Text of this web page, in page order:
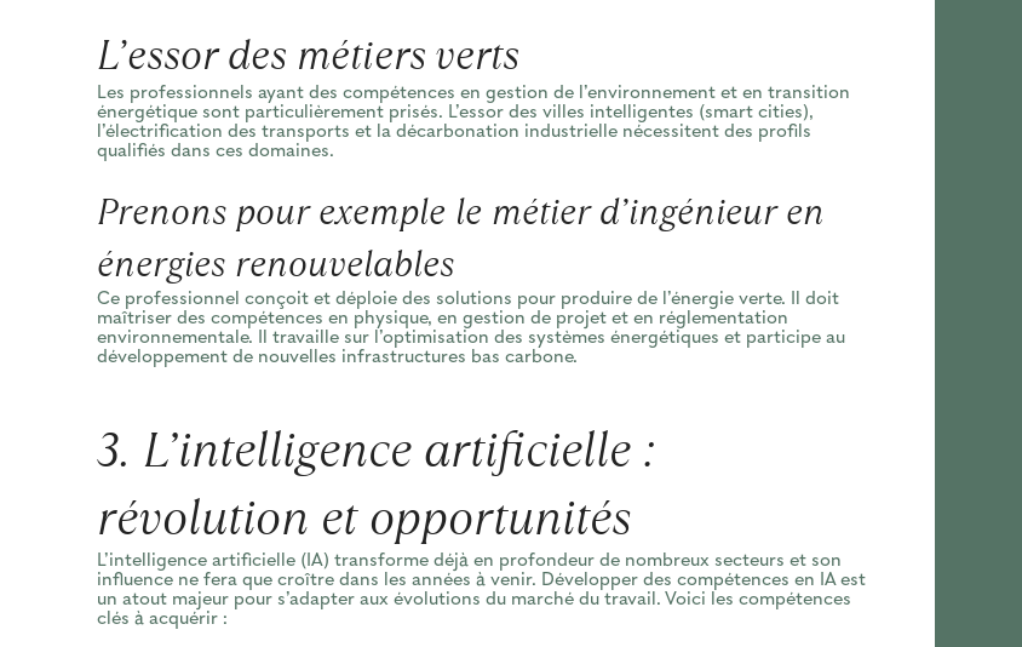
L’essor des métiers verts
Les professionnels ayant des compétences en gestion de l’environnement et en transition
énergétique sont particulièrement prisés. L’essor des villes intelligentes (smart cities),
l’électrification des transports et la décarbonation industrielle nécessitent des profils
qualifiés dans ces domaines.
Prenons pour exemple le métier d’ingénieur en
énergies renouvelables
Ce professionnel conçoit et déploie des solutions pour produire de l’énergie verte. Il doit
maîtriser des compétences en physique, en gestion de projet et en réglementation
environnementale. Il travaille sur l’optimisation des systèmes énergétiques et participe au
développement de nouvelles infrastructures bas carbone.
3. L’intelligence artificielle :
révolution et opportunités
L’intelligence artificielle (IA) transforme déjà en profondeur de nombreux secteurs et son
influence ne fera que croître dans les années à venir. Développer des compétences en IA est
un atout majeur pour s’adapter aux évolutions du marché du travail. Voici les compétences
clés à acquérir :